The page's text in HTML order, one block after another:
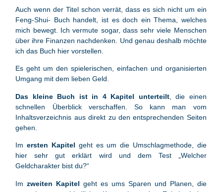
Auch wenn der Titel schon verrät, dass es sich nicht um ein
Feng-Shui- Buch handelt, ist es doch ein Thema, welches
mich bewegt. Ich vermute sogar, dass sehr viele Menschen
über ihre Finanzen nachdenken. Und genau deshalb möchte
ich das Buch hier vorstellen.
Es geht um den spielerischen, einfachen und organisierten
Umgang mit dem lieben Geld.
Das kleine Buch ist in 4 Kapitel unterteilt, die einen
schnellen Überblick verschaffen. So kann man vom
Inhaltsverzeichnis aus direkt zu den entsprechenden Seiten
gehen.
Imersten Kapitel geht es um die Umschlagmethode, die
hier sehr gut erklärt wird und dem Test „Welcher
Geldcharakter bist du?“
Imzweiten Kapitel geht es ums Sparen und Planen, die